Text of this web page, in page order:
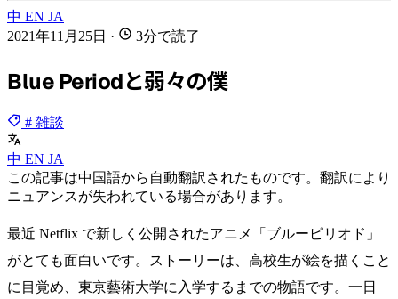
中 EN JA
2021年11月25日 · 3分で読了
Blue Periodと弱々の僕
# 雑談
中 EN JA
この記事は中国語から自動翻訳されたものです。翻訳により
ニュアンスが失われている場合があります。
最近 Netflix で新しく公開されたアニメ「ブルーピリオド」
がとても面白いです。ストーリーは、高校生が絵を描くこと
に目覚め、東京藝術大学に入学するまでの物語です。一日